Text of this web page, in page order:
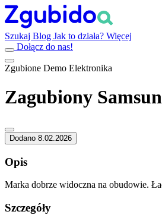
Szukaj Blog Jak to działa? Więcej
Dołącz do nas!
Zgubione Demo Elektronika
Zagubiony
Dodano 8.02.2026
Opis
Marka dobrze widoczna na obudowie.
Szczegóły